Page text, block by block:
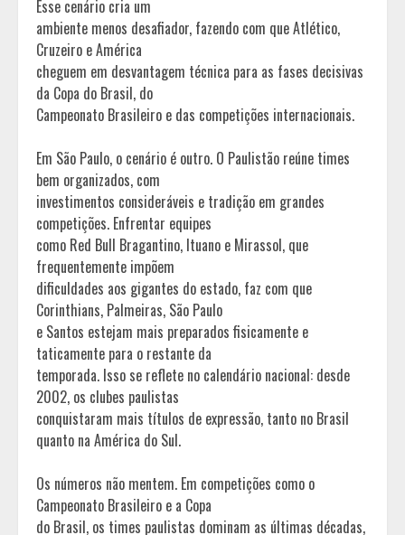
Esse cenário cria um
ambiente menos desafiador, fazendo com que Atlético,
Cruzeiro e América
cheguem em desvantagem técnica para as fases decisivas
da Copa do Brasil, do
Campeonato Brasileiro e das competições internacionais.
Em São Paulo, o cenário é outro. O Paulistão reúne times
bem organizados, com
investimentos consideráveis e tradição em grandes
competições. Enfrentar equipes
como Red Bull Bragantino, Ituano e Mirassol, que
frequentemente impõem
dificuldades aos gigantes do estado, faz com que
Corinthians, Palmeiras, São Paulo
e Santos estejam mais preparados fisicamente e
taticamente para o restante da
temporada. Isso se reflete no calendário nacional: desde
2002, os clubes paulistas
conquistaram mais títulos de expressão, tanto no Brasil
quanto na América do Sul.
Os números não mentem. Em competições como o
Campeonato Brasileiro e a Copa
do Brasil, os times paulistas dominam as últimas décadas,